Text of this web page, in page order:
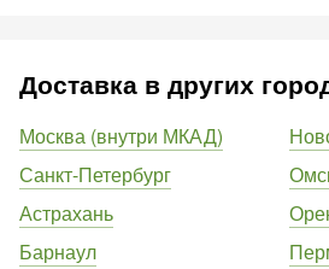
Доставка в других
Москва (внутри МКАД)
Санкт-Петербург
Астрахань
Барнаул